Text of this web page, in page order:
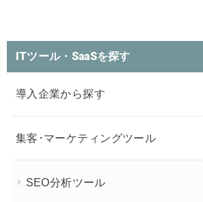
ITツール・SaaSを探す
導入企業から探す
集客･マーケティングツール
SEO分析ツール